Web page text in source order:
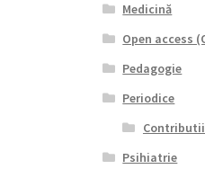
Medicină
Open access
Pedagogie
Periodice
Psihiatrie